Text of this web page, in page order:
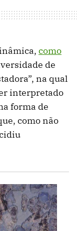
como
de
na qual
interpretado
forma de
como não